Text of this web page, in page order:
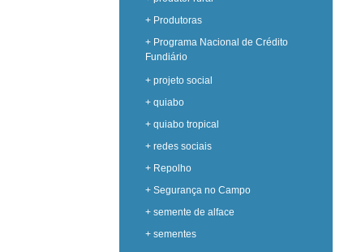
+ Produtoras
+ Programa Nacional de Crédito
Fundiário
+ projeto social
+ quiabo
+ quiabo tropical
+ redes sociais
+ Repolho
+ Segurança no Campo
+ semente de alface
+ sementes